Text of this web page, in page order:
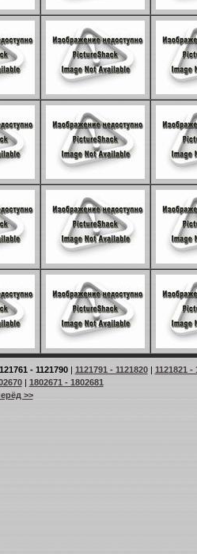
- 1121790| 1121791 - 1121820| 1121821 -
| 1802671 - 1802681
>>